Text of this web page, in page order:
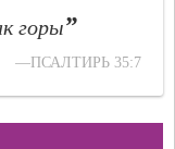
горы”
—ПСАЛТИРЬ 35:7